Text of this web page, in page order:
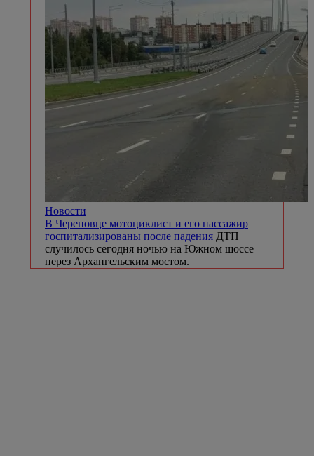
Новости
В Череповце мотоциклист и его пассажир
госпитализированы после падения ДТП
случилось сегодня ночью на Южном шоссе
перез Архангельским мостом.